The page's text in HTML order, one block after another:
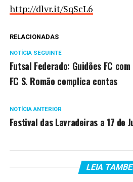
http://dlvr.it/SqScL6
RELACIONADAS
NOTÍCIA SEGUINTE
Futsal Federado: Guidões FC
FC S. Romão complica contas
NOTÍCIA ANTERIOR
Festival das Lavradeiras a 17 de
LEIA